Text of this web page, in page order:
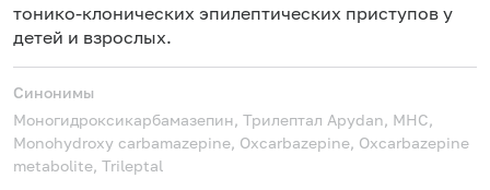
тонико-клонических эпилептических приступов у
детей и взрослых.
Синонимы
Моногидроксикарбамазепин, Трилептал Apydan, MHC,
Monohydroxy carbamazepine, Oxcarbazepine, Oxcarbazepine
metabolite, Trileptal